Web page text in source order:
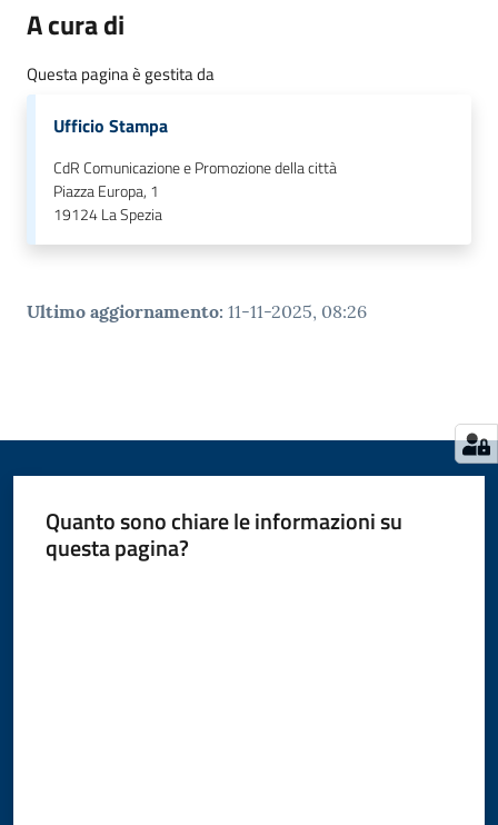
A cura di
Questa pagina è gestita da
Ufficio Stampa
CdR Comunicazione e Promozione della città
Piazza Europa, 1
19124La Spezia
Ultimo aggiornamento: 11-11-2025, 08:26
Quanto sono chiare le informazioni su
questa pagina?